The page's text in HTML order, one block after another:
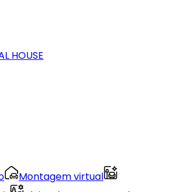
HOUSE
Montagem virtual